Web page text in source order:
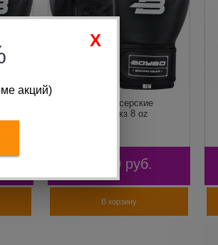
Перчатки боксерские
BoyBo Basic кз 8 oz
2 490 руб.
В корзину
акций)